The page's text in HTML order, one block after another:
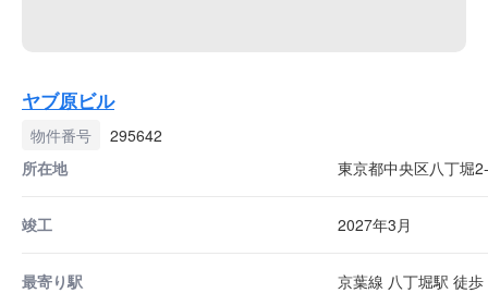
ヤブ原ビル
物件番号
295642
所在地
東京都中央区八丁堀
竣工 2027年3月
最寄り駅 京葉線 八丁堀駅 徒